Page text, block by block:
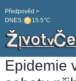
DNES: 15.5°C
Předpověd >
Epidemie